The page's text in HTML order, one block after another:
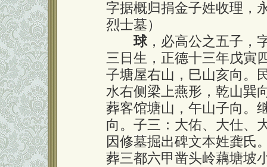
字据概归捐金子姓收理，
烈士墓）
球，必高公之五子，
三日生，正德十三年戊寅
子塘屋右山，巳山亥向。
水右侧梁上燕形，乾山巽
葬客馆塘山，午山子向。
向。子三：大佑、大仕、
因修墓掘出碑文本姓龚氏
葬三都六甲凿头岭藕塘坡